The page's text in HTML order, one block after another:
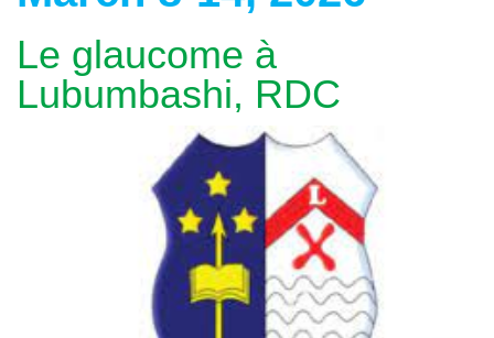
Le glaucome à
Lubumbashi, RDC